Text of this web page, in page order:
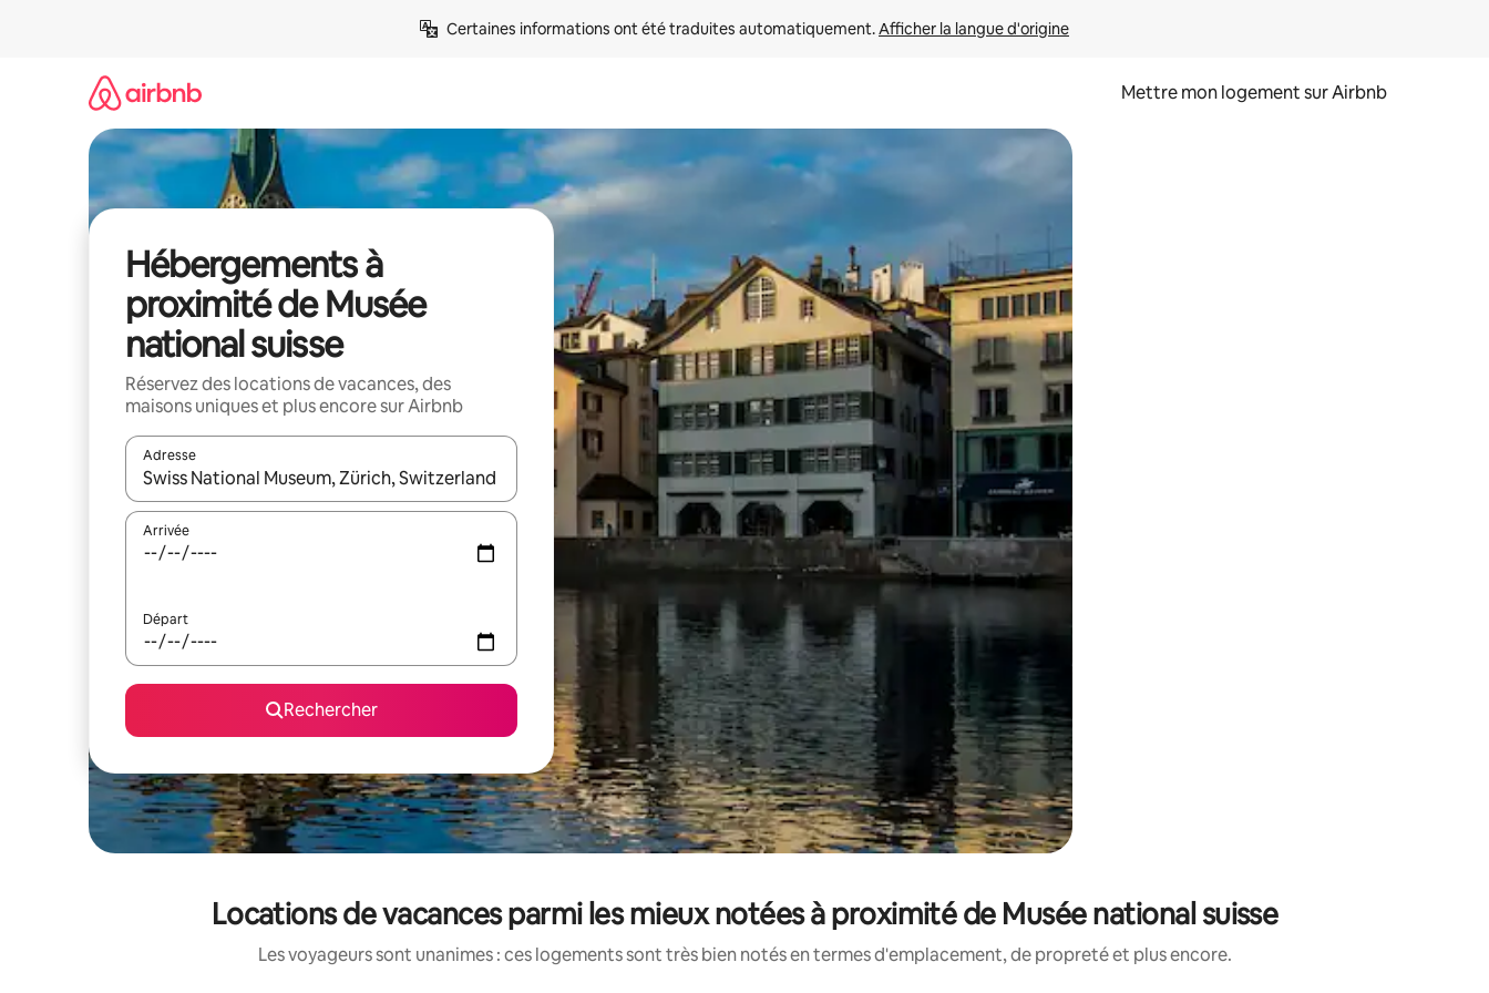
Certaines informations ont été traduites automatiquement. Afficher la langue d'origine
Mettre mon logement sur Airbnb
Hébergements à
proximité de Musée
national suisse
Réservez des locations de vacances, des
maisons uniques et plus encore sur Airbnb
Adresse
Lorsque les résultats s'affichent, utilisez les flèches vers le haut et vers le bas pour les parcourir ou en appuyant et en faisant glisser.
Arrivée
Départ
Rechercher
Locations de vacances parmi les mieux notées à proximité de Musée national suisse
Les voyageurs sont unanimes : ces logements sont très bien notés en termes d'emplacement, de propreté et plus encore.